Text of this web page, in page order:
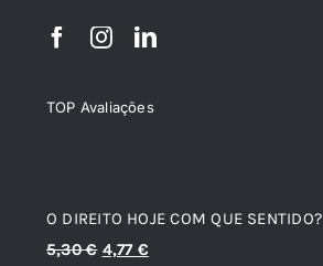
TOP Avaliações
O DIREITO HOJE COM QUE SENTIDO?
5,30€ O
4,77 €O